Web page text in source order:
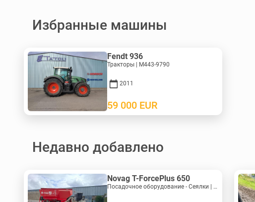
Избранные машины
Fendt 936
Тракторы | M443-9790
2011
59 000 EUR
Недавно добавлено
Novag T-ForcePlus 650
Посадочное оборудование - Сеялки | M246-9751